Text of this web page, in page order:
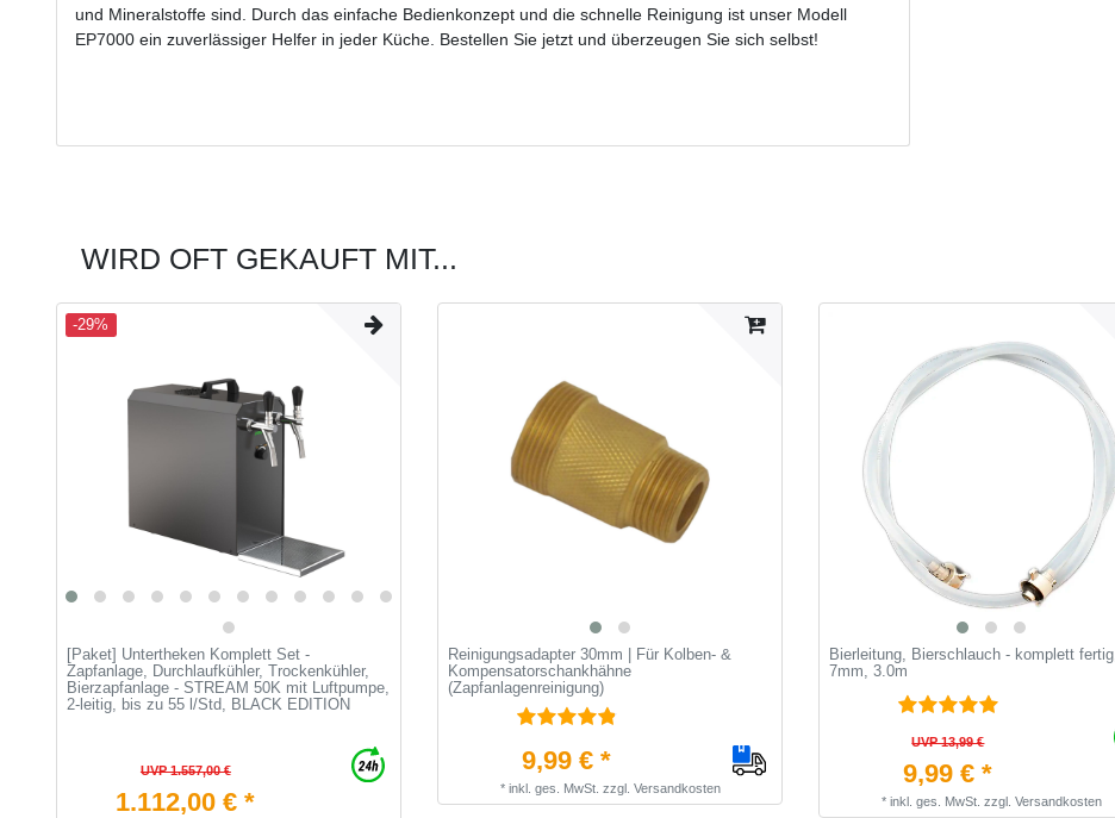
und Mineralstoffe sind. Durch das einfache Bedienkonzept und die schnelle Reinigung ist unser Modell
EP7000 ein zuverlässiger Helfer in jeder Küche. Bestellen Sie jetzt und überzeugen Sie sich selbst!
WIRD OFT GEKAUFT MIT...
-29%
[Paket] Untertheken Komplett Set -
Zapfanlage, Durchlaufkühler, Trockenkühler,
Bierzapfanlage - STREAM 50K mit Luftpumpe,
2-leitig, bis zu 55 l/Std, BLACK EDITION
UVP 1.557,00 €
1.112,00 € *
Reinigungsadapter 30mm | Für Kolben- &
Kompensatorschankhähne
(Zapfanlagenreinigung)
9,99 € *
* inkl. ges. MwSt. zzgl. Versandkosten
Bierleitung, Bierschlauch - komplett fertig,
7mm, 3.0m
UVP 13,99 €
9,99 € *
* inkl. ges. MwSt. zzgl. Versandkosten